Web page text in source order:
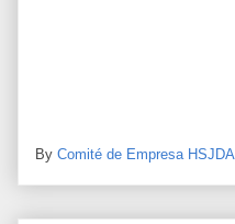
By Comité de Empresa HSJDA